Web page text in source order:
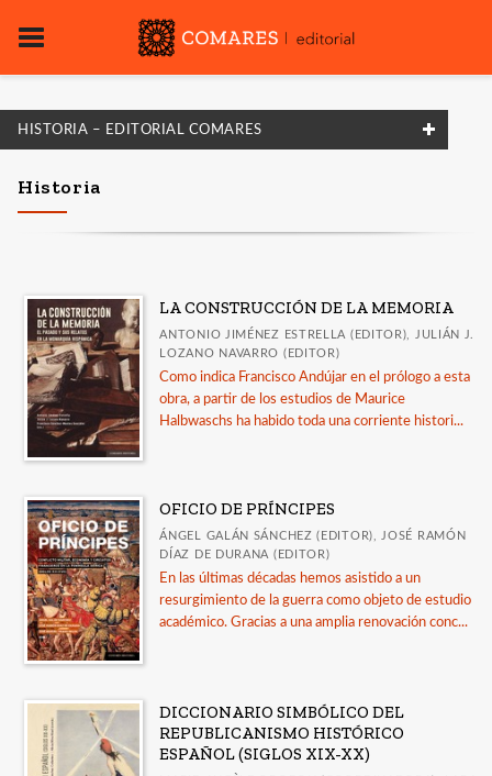
HISTORIA – EDITORIAL COMARES
FILTRADO POR:
MATERIAS
Historia
CATÁLOGOS
Guía de uso de la IA en la revisión por pares
Guía Comares sobre uso de inteligencia artificial
en las publicaciones académicas
Catálogo a diciembre 2025
Publicados en 2025
Ver todos... (15)
Historia
LA CONSTRUCCIÓN DE LA MEMORIA
ANTONIO JIMÉNEZ ESTRELLA (EDITOR), JULIÁN J.
LOZANO NAVARRO (EDITOR)
Como indica Francisco Andújar en el prólogo a esta
obra, a partir de los estudios de Maurice
Halbwaschs ha habido toda una corriente histori...
OFICIO DE PRÍNCIPES
ÁNGEL GALÁN SÁNCHEZ (EDITOR), JOSÉ RAMÓN
DÍAZ DE DURANA (EDITOR)
En las últimas décadas hemos asistido a un
resurgimiento de la guerra como objeto de estudio
académico. Gracias a una amplia renovación conc...
DICCIONARIO SIMBÓLICO DEL
REPUBLICANISMO HISTÓRICO
ESPAÑOL (SIGLOS XIX-XX)